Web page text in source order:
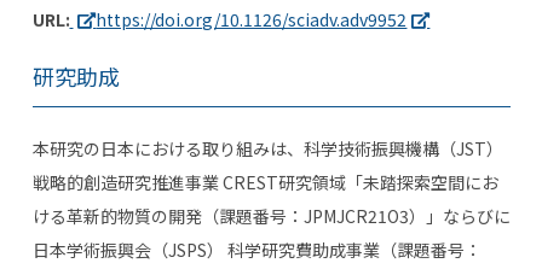
URL:
https://doi.org/10.1126/sciadv.adv9952
研究助成
本研究の日本における取り組みは、科学技術振興機構（JST）
戦略的創造研究推進事業CREST研究領域「未踏探索空間にお
ける革新的物質の開発（課題番号： JPMJCR21O3）」ならびに
日本学術振興会（JSPS） 科学研究費助成事業（課題番号：